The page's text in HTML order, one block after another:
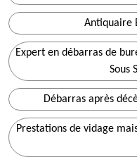
Antiquaire
Expert en débarras de
Sous
Débarras après
Prestations de vidage